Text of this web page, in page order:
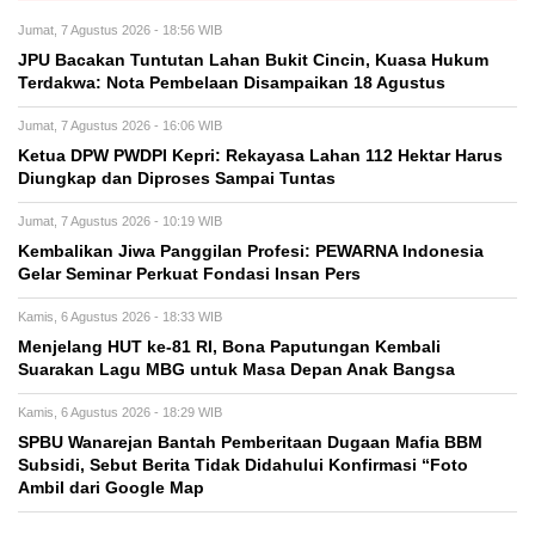
Jumat, 7 Agustus 2026 - 18:56 WIB
JPU Bacakan Tuntutan Lahan Bukit Cincin, Kuasa Hukum
Terdakwa: Nota Pembelaan Disampaikan 18 Agustus
Jumat, 7 Agustus 2026 - 16:06 WIB
Ketua DPW PWDPI Kepri: Rekayasa Lahan 112 Hektar Harus
Diungkap dan Diproses Sampai Tuntas
Jumat, 7 Agustus 2026 - 10:19 WIB
Kembalikan Jiwa Panggilan Profesi: PEWARNA Indonesia
Gelar Seminar Perkuat Fondasi Insan Pers
Kamis, 6 Agustus 2026 - 18:33 WIB
Menjelang HUT ke-81 RI, Bona Paputungan Kembali
Suarakan Lagu MBG untuk Masa Depan Anak Bangsa
Kamis, 6 Agustus 2026 - 18:29 WIB
SPBU Wanarejan Bantah Pemberitaan Dugaan Mafia BBM
Subsidi, Sebut Berita Tidak Didahului Konfirmasi “Foto
Ambil dari Google Map